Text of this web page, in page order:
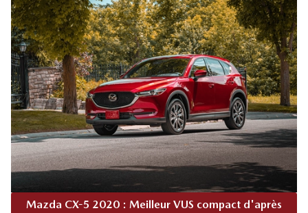
Mazda CX-5 2020 : Meilleur VUS compact d'après